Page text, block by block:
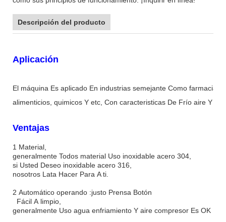
Descripción del producto
Aplicación
El máquina Es aplicado En industrias semejante Como farmacia,
alimenticios, quimicos Y etc, Con caracteristicas De Frío aire Y
Ventajas
1 Material,
generalmente Todos material Uso inoxidable acero 304,
si Usted Deseo inoxidable acero 316,
nosotros Lata Hacer Para A ti.
2 Automático operando :justo Prensa Botón
Fácil A limpio,
generalmente Uso agua enfriamiento Y aire compresor Es OK .